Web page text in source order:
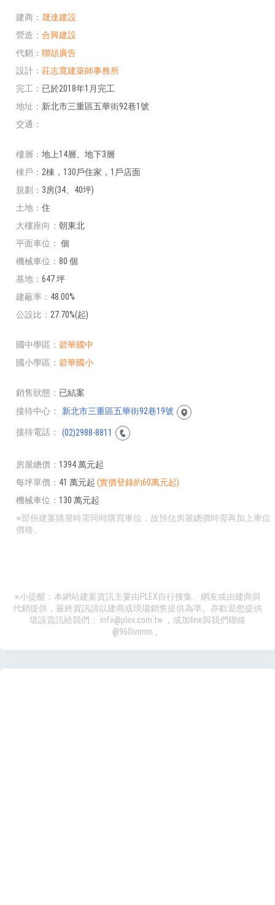
建商
晟達建設
營造
合興建設
代銷
聯頡廣告
設計
莊志寬建築師事務所
完工
已於2018年1月完工
地址
新北市三重區五華街92巷1號
交通
樓層
地上14層、地下3層
棟戶
2棟，130戶住家，1戶店面
規劃
3房(34、40坪)
土地
住
大樓座向
朝東北
平面車位
個
機械車位
80 個
基地
647 坪
建蔽率
48.00%
公設比
27.70%(起)
國中學區
碧華國中
國小學區
碧華國小
銷售狀態
已結案
接待中心
新北市三重區五華街92巷19號
接待電話 (02)2988-8811
房屋總價
1394 萬元起
每坪單價
41 萬元起(實價登錄約60萬元起)
機械車位
130 萬元起
※部份建案購屋時需同時購買車位，故預估房屋總價時需再加上車位
價格。
※小提醒：本網站建案資訊主要由PLEX自行搜集、網友或由建商與
代銷提供，最終資訊請以建商或現場銷售提供為準。亦歡迎您提供
堪誤資訊給我們： info@plex.com.tw ，或加line與我們聯絡
@960ivimm 。